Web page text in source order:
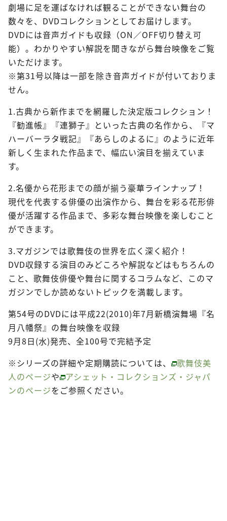
劇場に足を運ばなければ観ることができない舞台の
数々を、DVDコレクションとしてお届けします。
DVDには音声ガイドも収録（ON／OFF切り替え可
能）。わかりやすい解説を聞きながら舞台映像をご覧
いただけます。
※第31号以降は一部を除き音声ガイドが付いておりま
せん。
1.古典から新作までを網羅した決定版コレクション！
『勧進帳』『連獅子』といった古典の名作から、『マ
ハーバーラタ戦記』『あらしのよるに』のように近年
新しく生まれた作品まで、幅広い演目を揃えていま
す。
2.名優から花形までの顔が揃う豪華ラインナップ！
現代を代表する俳優の出演作から、舞台を彩る花形俳
優が活躍する作品まで、多彩な舞台映像を楽しむこと
ができます。
3.マガジンでは歌舞伎の世界を広く深く紹介！
DVD収録する演目のみどころや解説などはもちろんの
こと、歌舞伎俳優や舞台に関するコラムなど、このマ
ガジンでしか読めないトピックを満載します。
第54号のDVDには平成22(2010)年7月新橋演舞場『名
月八幡祭』の舞台映像を収録
9月8日(水)発売、全100号で完結予定
※シリーズの詳細や定期購読については、
歌舞伎美
人のページや
アシェット・コレクションズ・ジャパ
ンのページをご参照ください。